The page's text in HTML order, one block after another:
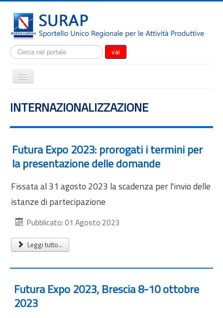
Cerca... vai
Cambia
Notizie
Il SURAP
Normativa
Modulistica
Come fare per
Attrazione degli investimenti
Internazionalizzazione
Eventi formativi
Glossario
Contatti
Sei qui:
INTERNAZIONALIZZAZIONE
Futura Expo 2023: prorogati i termini per
la presentazione delle domande
Fissata al 31 agosto 2023 la scadenza per l'invio delle
istanze di partecipazione
Pubblicato: 01 Agosto 2023
Leggi tutto...
Futura Expo 2023, Brescia 8-10 ottobre
2023